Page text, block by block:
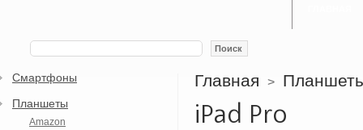
Поиск
Смартфоны
Планшеты
Amazon
Главная >
iPad Pro